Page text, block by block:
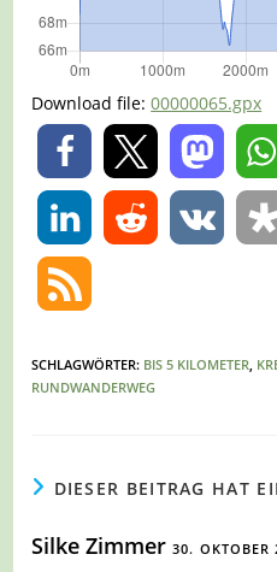
Download file:00000065.gpx
0
SCHLAGWÖRTER: BIS 5 KILOMETER
RUNDWANDERWEG
DIESER BEITRAG HAT
Silke Zimmer30. OKTOBER